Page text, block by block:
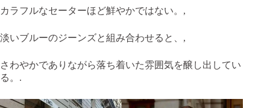
カラフルなセーターほど鮮やかではない。,
淡いブルーのジーンズと組み合わせると、,
さわやかでありながら落ち着いた雰囲気を醸し出してい
る。.